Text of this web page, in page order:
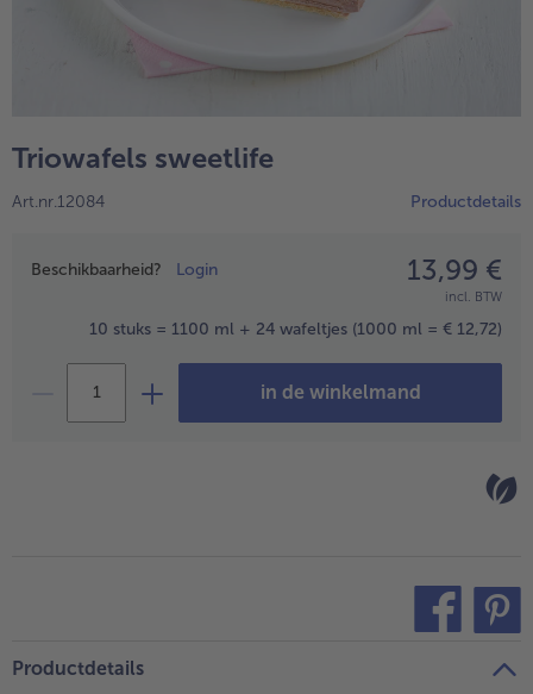
High Protein
alleHigh Protein
Veggie & Vegan
Triowafels sweetlife
Art.nr.12084 Productdetails
Prijsopgave
Beschikbaarheid? Login 13,99 €
incl. BTW
10 stuks = 1100 ml + 24 wafeltjes (1000 ml = € 12,72)
in de winkelmand
Productdetails